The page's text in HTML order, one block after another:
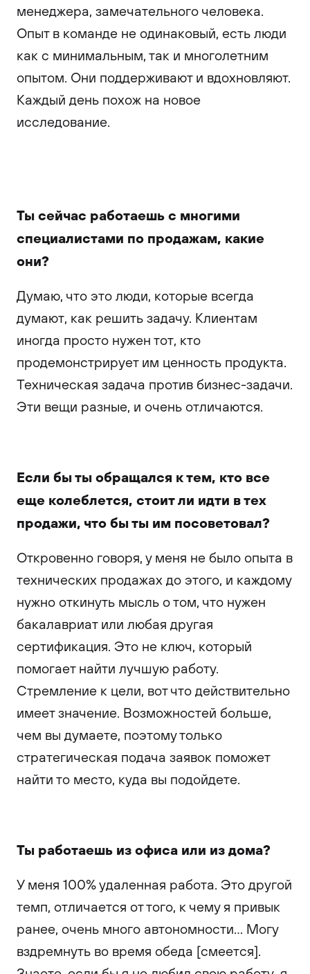
менеджера, замечательного человека.
Опыт в команде не одинаковый, есть люди
как с минимальным, так и многолетним
опытом. Они поддерживают и вдохновляют.
Каждый день похож на новое
исследование.
Ты сейчас работаешь с многими
специалистами по продажам, какие
они?
Думаю, что это люди, которые всегда
думают, как решить задачу. Клиентам
иногда просто нужен тот, кто
продемонстрирует им ценность продукта.
Техническая задача против бизнес-задачи.
Эти вещи разные, и очень отличаются.
Если бы ты обращался к тем, кто все
еще колеблется, стоит ли идти в тех
продажи, что бы ты им посоветовал?
Откровенно говоря, у меня не было опыта в
технических продажах до этого, и каждому
нужно откинуть мысль о том, что нужен
бакалавриат или любая другая
сертификация. Это не ключ, который
помогает найти лучшую работу.
Стремление к цели, вот что действительно
имеет значение. Возможностей больше,
чем вы думаете, поэтому только
стратегическая подача заявок поможет
найти то место, куда вы подойдете.
Ты работаешь из офиса или из дома?
У меня 100% удаленная работа. Это другой
темп, отличается от того, к чему я привык
ранее, очень много автономности… Могу
вздремнуть во время обеда [смеется].